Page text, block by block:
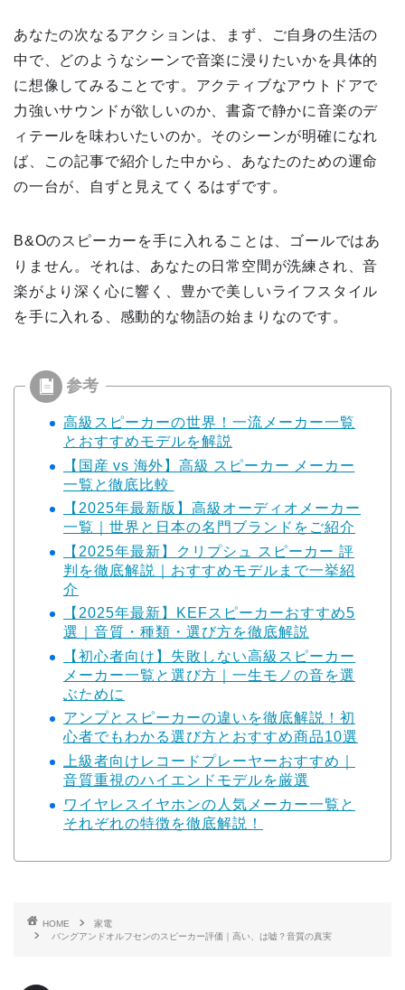
あなたの次なるアクションは、まず、ご自身の生活の
中で、どのようなシーンで音楽に浸りたいかを具体的
に想像してみることです。アクティブなアウトドアで
力強いサウンドが欲しいのか、書斎で静かに音楽のデ
ィテールを味わいたいのか。そのシーンが明確になれ
ば、この記事で紹介した中から、あなたのための運命
の一台が、自ずと見えてくるはずです。
B&Oのスピーカーを手に入れることは、ゴールではあ
りません。それは、あなたの日常空間が洗練され、音
楽がより深く心に響く、豊かで美しいライフスタイル
を手に入れる、感動的な物語の始まりなのです。
高級スピーカーの世界！一流メーカー一覧
とおすすめモデルを解説
【国産 vs 海外】高級 スピーカー メーカー
一覧と徹底比較
【2025年最新版】高級オーディオメーカー
一覧｜世界と日本の名門ブランドをご紹介
【2025年最新】クリプシュ スピーカー 評
判を徹底解説｜おすすめモデルまで一挙紹
介
【2025年最新】KEFスピーカーおすすめ5
選｜音質・種類・選び方を徹底解説
【初心者向け】失敗しない高級スピーカー
メーカー一覧と選び方｜一生モノの音を選
ぶために
アンプとスピーカーの違いを徹底解説！初
心者でもわかる選び方とおすすめ商品10選
上級者向けレコードプレーヤーおすすめ｜
音質重視のハイエンドモデルを厳選
ワイヤレスイヤホンの人気メーカー一覧と
それぞれの特徴を徹底解説！
HOME
家電
バングアンドオルフセンのスピーカー評価｜高い、は嘘？音質の真実